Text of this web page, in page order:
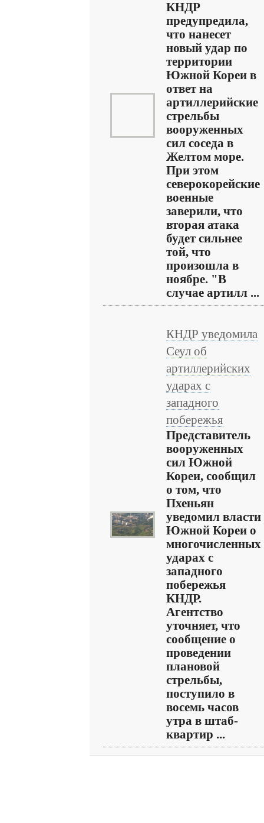
КНДР
предупредила,
что нанесет
новый удар по
территории
Южной Кореи в
ответ на
артиллерийские
стрельбы
вооруженных
сил соседа в
Желтом море.
При этом
северокорейские
военные
заверили, что
вторая атака
будет сильнее
той, что
произошла в
ноябре. "В
случае артилл ...
КНДР уведомила
Сеул об
артиллерийских
ударах с
западного
побережья
Представитель
вооруженных
сил Южной
Кореи, сообщил
о том, что
Пхеньян
уведомил власти
Южной Кореи о
многочисленных
ударах с
западного
побережья
КНДР.
Агентство
уточняет, что
сообщение о
проведении
плановой
стрельбы,
поступило в
восемь часов
утра в штаб-
квартир ...